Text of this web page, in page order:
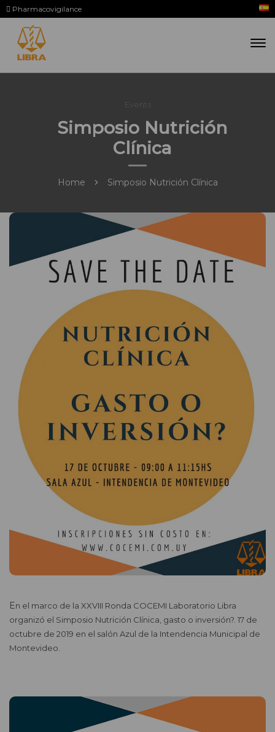
Pharmacovigilance
Events
Simposio Nutrición
Clínica
Home Simposio Nutrición Clínica
En el marco de la XXVIII Ronda COCEMI Laboratorio Libra
organizó el Simposio Nutrición Clínica, gasto o inversión?. 17 de
octubre de 2019 en el salón Azul de la Intendencia Municipal de
Montevideo.